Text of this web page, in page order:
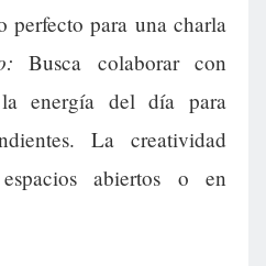
perfecto para una charla
Busca colaborar con
energía del día para
La creatividad
abiertos o en